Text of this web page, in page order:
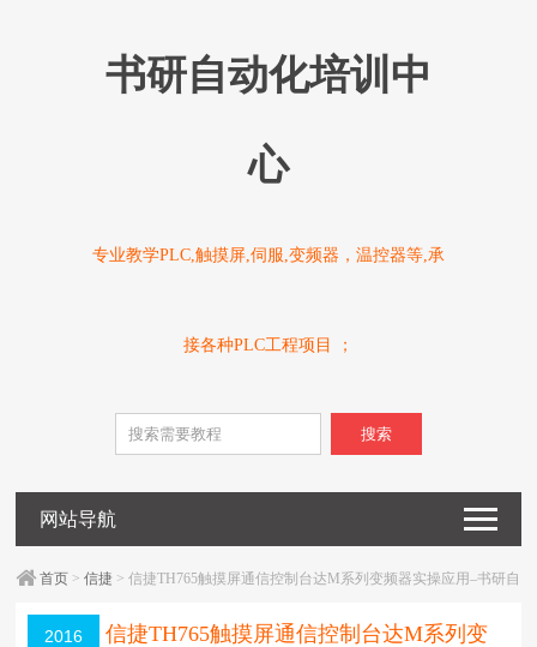
书研自动化培训中
心
专业教学PLC,触摸屏,伺服,变频器，温控器等,承
接各种PLC工程项目 ；
搜索
网站导航
首页 >信捷 > 信捷TH765触摸屏通信控制台达M系列变频器实操应用–书研自
2016
信捷TH765触摸屏通信控制台达M系列变